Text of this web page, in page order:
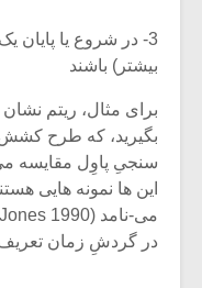
3- در شروع یا
بیشتر) باشند
بگیرید، که طرح کشش
سنجیِ پاوِل مقایسه
این ها نمونه هایی
در گردشِ زمان